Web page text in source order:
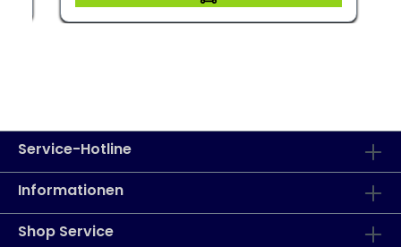
Service-Hotline
Informationen
Shop Service